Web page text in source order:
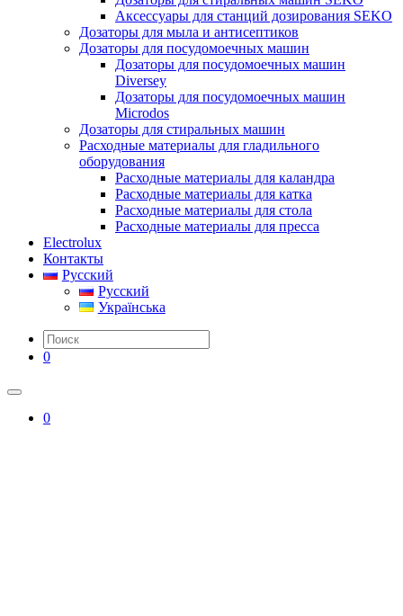
Аксессуары для станций дозирования SEKO
Дозаторы для мыла и антисептиков
Дозаторы для посудомоечных машин
Дозаторы для посудомоечных машин
Diversey
Дозаторы для посудомоечных машин
Microdos
Дозаторы для стиральных машин
Расходные материалы для гладильного
оборудования
Расходные материалы для каландра
Расходные материалы для катка
Расходные материалы для стола
Расходные материалы для пресса
Electrolux
Контакты
Русский
Русский
Українська
0
0